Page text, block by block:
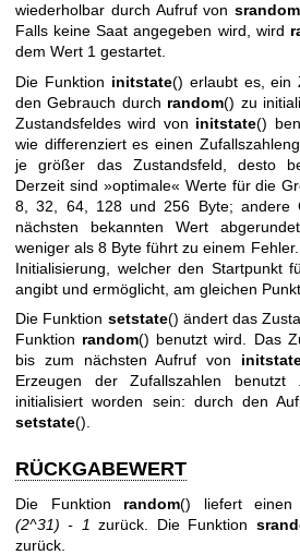
wiederholbar durch Aufruf von srandom
Falls keine Saat angegeben wird, wird
dem Wert 1 gestartet.
Die Funktion initstate() erlaubt es, ein
den Gebrauch durch random() zu
Zustandsfeldes wird von initstate()
wie differenziert es einen
je größer das Zustandsfeld, desto
Derzeit sind »optimale« Werte für die
8, 32, 64, 128 und 256 Byte; andere
nächsten bekannten Wert
weniger als 8 Byte führt zu einem Fehler.
Initialisierung, welcher den Startpunkt
angibt und ermöglicht, am gleichen
Die Funktion setstate() ändert das
Funktion random() benutzt wird. Das
bis zum nächsten Aufruf von
Erzeugen der Zufallszahlen benutzt
initialisiert worden sein: durch den
setstate().
RÜCKGABEWERT
Die Funktion random() liefert einen
(2^31) - 1 zurück. Die Funktion
zurück.